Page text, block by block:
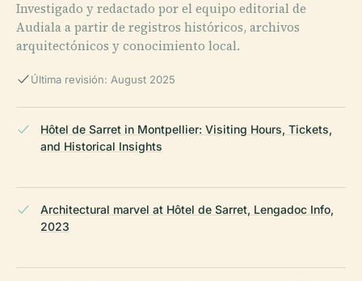
Investigado y redactado por el equipo editorial de
Audiala a partir de registros históricos, archivos
arquitectónicos y conocimiento local.
Última revisión: August 2025
Hôtel de Sarret in Montpellier: Visiting Hours, Tickets,
and Historical Insights
Architectural marvel at Hôtel de Sarret, Lengadoc Info,
2023